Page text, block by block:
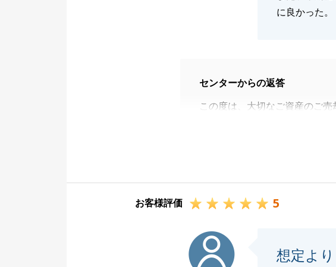
に良かった。
センターからの返答
この度は、大切なご資産のご
また、温かいお言葉をいただき
初めてのご売却でご不安も多
っております。
また不動産のことでお困り事
さい。
お客様評価 5
想定よ